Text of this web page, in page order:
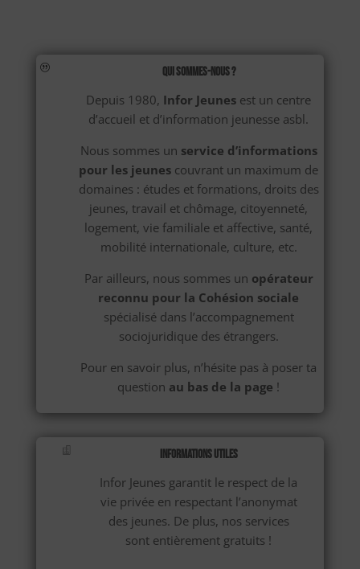
| Qui sommes-nous ?
Depuis 1980, Infor Jeunes est un centre
d’accueil et d’information jeunesse asbl.
Nous sommes un service d’informations
pour les jeunes couvrant un maximum de
domaines : études et formations, droits des
jeunes, travail et chômage, citoyenneté,
logement, vie familiale et affective, santé,
mobilité internationale, culture, etc.
Par ailleurs, nous sommes un opérateur
reconnu pour la Cohésion sociale
spécialisé dans l’accompagnement
sociojuridique des étrangers.
Pour en savoir plus, n’hésite pas à poser ta
question au bas de la page !
 Informations utiles
Infor Jeunes garantit le respect de la
vie privée en respectant l’anonymat
des jeunes. De plus, nos services
sont entièrement gratuits !